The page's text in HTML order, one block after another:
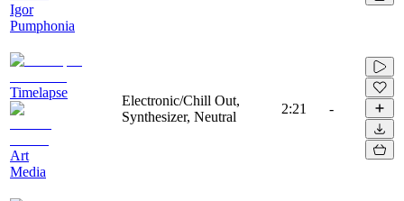
Igor
Pumphonia
Timelapse
Art
Media
Electronic/Chill Out,
Synthesizer, Neutral
2:21 -